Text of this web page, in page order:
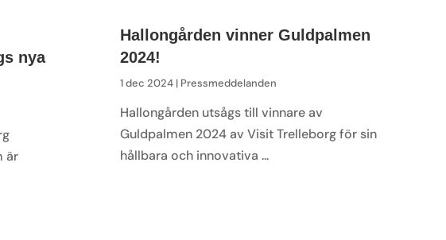
nya
är
Hallongården vinner Guldpalmen
2024!
1 dec 2024 | Pressmeddelanden
Hallongården utsågs till vinnare av
Guldpalmen 2024 av Visit Trelleborg för sin
hållbara och innovativa ...